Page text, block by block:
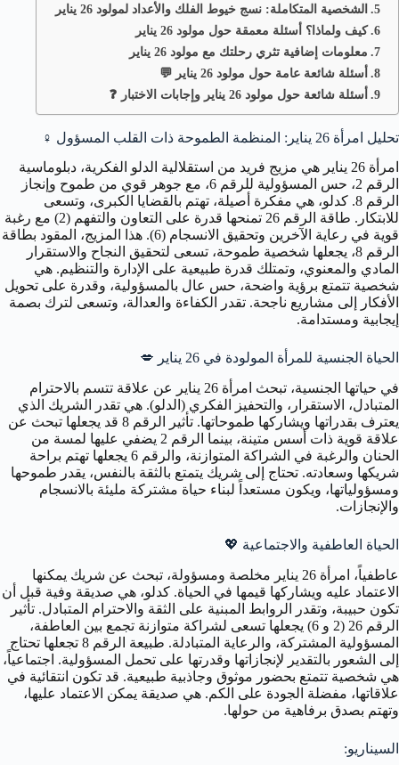
الشخصية المتكاملة: نسج خيوط الفلك والأعداد لمولود 26 يناير
كيف ولماذا؟ أسئلة معمقة حول مولود 26 يناير
معلومات إضافية تثري رحلتك مع مولود 26 يناير
أسئلة شائعة عامة حول مولود 26 يناير 💬
أسئلة شائعة حول مولود 26 يناير وإجابات الاختبار ❓
تحليل امرأة 26 يناير: المنظمة الطموحة ذات القلب المسؤول
♀️
امرأة 26 يناير هي مزيج فريد من استقلالية الدلو الفكرية، دبلوماسية
الرقم 2، حس المسؤولية للرقم 6، مع جوهر قوي من طموح وإنجاز
الرقم 8. كدلو، هي مفكرة أصيلة، تهتم بالقضايا الكبرى، وتسعى
للابتكار. طاقة الرقم 26 تمنحها قدرة على التعاون والتفهم (2) مع رغبة
قوية في رعاية الآخرين وتحقيق الانسجام (6). هذا المزيج، المقود بطاقة
الرقم 8، يجعلها شخصية طموحة، تسعى لتحقيق النجاح والاستقرار
المادي والمعنوي، وتمتلك قدرة طبيعية على الإدارة والتنظيم. هي
شخصية تتمتع برؤية واضحة، حس عال بالمسؤولية، وقدرة على تحويل
الأفكار إلى مشاريع ناجحة. تقدر الكفاءة والعدالة، وتسعى لترك بصمة
إيجابية ومستدامة.
الحياة الجنسية للمرأة المولودة في 26 يناير
💋
في حياتها الجنسية، تبحث امرأة 26 يناير عن علاقة تتسم بالاحترام
المتبادل، الاستقرار، والتحفيز الفكري (الدلو). هي تقدر الشريك الذي
يعترف بقدراتها ويشاركها طموحاتها. تأثير الرقم 8 قد يجعلها تبحث عن
علاقة قوية ذات أسس متينة، بينما الرقم 2 يضفي عليها لمسة من
الحنان والرغبة في الشراكة المتوازنة، والرقم 6 يجعلها تهتم براحة
شريكها وسعادته. تحتاج إلى شريك يتمتع بالثقة بالنفس، يقدر طموحها
ومسؤولياتها، ويكون مستعداً لبناء حياة مشتركة مليئة بالانسجام
والإنجازات.
الحياة العاطفية والاجتماعية 💖
عاطفياً، امرأة 26 يناير مخلصة ومسؤولة، تبحث عن شريك يمكنها
الاعتماد عليه ويشاركها قيمها في الحياة. كدلو، هي صديقة وفية قبل أن
تكون حبيبة، وتقدر الروابط المبنية على الثقة والاحترام المتبادل. تأثير
الرقم 26 (2 و 6) يجعلها تسعى لشراكة متوازنة تجمع بين العاطفة،
المسؤولية المشتركة، والرعاية المتبادلة. طبيعة الرقم 8 تجعلها تحتاج
إلى الشعور بالتقدير لإنجازاتها وقدرتها على تحمل المسؤولية. اجتماعياً،
هي شخصية تتمتع بحضور موثوق وجاذبية طبيعية. قد تكون انتقائية في
علاقاتها، مفضلة الجودة على الكم. هي صديقة يمكن الاعتماد عليها،
وتهتم بصدق برفاهية من حولها.
السيناريو: